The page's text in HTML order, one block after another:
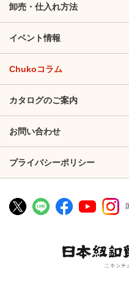
卸売・仕入れ方法
イベント情報
Chukoコラム
カタログのご案内
お問い合わせ
プライバシーポリシー